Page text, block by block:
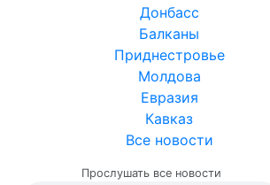
Донбасс
Балканы
Приднестровье
Молдова
Евразия
Кавказ
Все новости
Прослушать все новости